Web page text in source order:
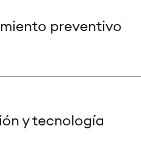
preventivo
y tecnología